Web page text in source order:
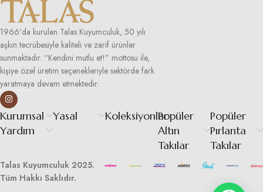
1966’da kurulan Talas Kuyumculuk, 50 yılı
aşkın tecrübesiyle kaliteli ve zarif ürünler
sunmaktadır. “Kendini mutlu et!” mottosu ile,
kişiye özel üretim seçenekleriyle sektörde fark
yaratmaya devam etmektedir.
Kurumsal
Yardım
Yasal KoleksiyonlarPopüler
Altın
Takılar
Popüler
Pırlanta
Takılar
Talas Kuyumculuk 2025.
Tüm Hakkı Saklıdır.